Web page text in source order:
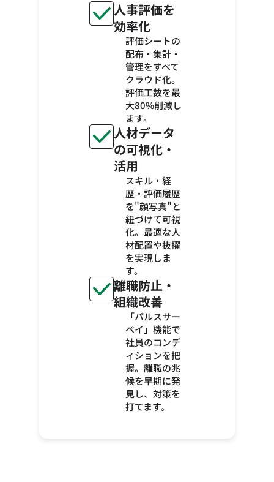
人事評価を
効率化
評価シートの
配布・集計・
管理をすべて
クラウド化。
評価工数を最
大80%削減し
ます。
人材データ
の可視化・
活用
スキル・経
歴・評価履歴
を"顔写真"と
紐づけて可視
化。最適な人
材配置や抜擢
を実現しま
す。
離職防止・
組織改善
「パルスサー
ベイ」機能で
社員のコンデ
ィションを把
握。離職の兆
候を早期に発
見し、対策を
打てます。